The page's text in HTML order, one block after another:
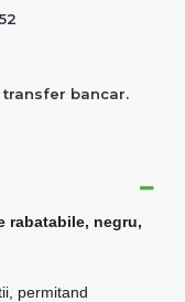
rabatabile, negru,
permitand
bancar.